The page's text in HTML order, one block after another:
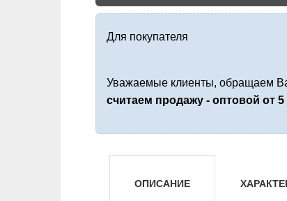
Для покупателя
Уважаемые клиенты, обращаем
считаем продажу - оптовой от
ОПИСАНИЕ